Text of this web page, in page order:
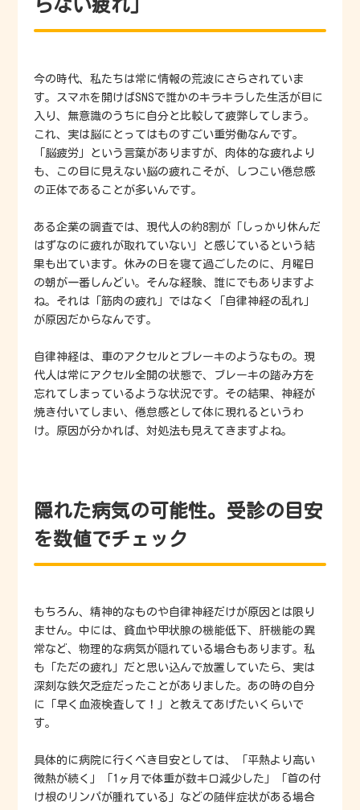
らない疲れ」
今の時代、私たちは常に情報の荒波にさらされていま
す。スマホを開けばSNSで誰かのキラキラした生活が目に
入り、無意識のうちに自分と比較して疲弊してしまう。
これ、実は脳にとってはものすごい重労働なんです。
「脳疲労」という言葉がありますが、肉体的な疲れより
も、この目に見えない脳の疲れこそが、しつこい倦怠感
の正体であることが多いんです。
ある企業の調査では、現代人の約8割が「しっかり休んだ
はずなのに疲れが取れていない」と感じているという結
果も出ています。休みの日を寝て過ごしたのに、月曜日
の朝が一番しんどい。そんな経験、誰にでもありますよ
ね。それは「筋肉の疲れ」ではなく「自律神経の乱れ」
が原因だからなんです。
自律神経は、車のアクセルとブレーキのようなもの。現
代人は常にアクセル全開の状態で、ブレーキの踏み方を
忘れてしまっているような状況です。その結果、神経が
焼き付いてしまい、倦怠感として体に現れるというわ
け。原因が分かれば、対処法も見えてきますよね。
隠れた病気の可能性。受診の目安
を数値でチェック
もちろん、精神的なものや自律神経だけが原因とは限り
ません。中には、貧血や甲状腺の機能低下、肝機能の異
常など、物理的な病気が隠れている場合もあります。私
も「ただの疲れ」だと思い込んで放置していたら、実は
深刻な鉄欠乏症だったことがありました。あの時の自分
に「早く血液検査して！」と教えてあげたいくらいで
す。
具体的に病院に行くべき目安としては、「平熱より高い
微熱が続く」「1ヶ月で体重が数キロ減少した」「首の付
け根のリンパが腫れている」などの随伴症状がある場合